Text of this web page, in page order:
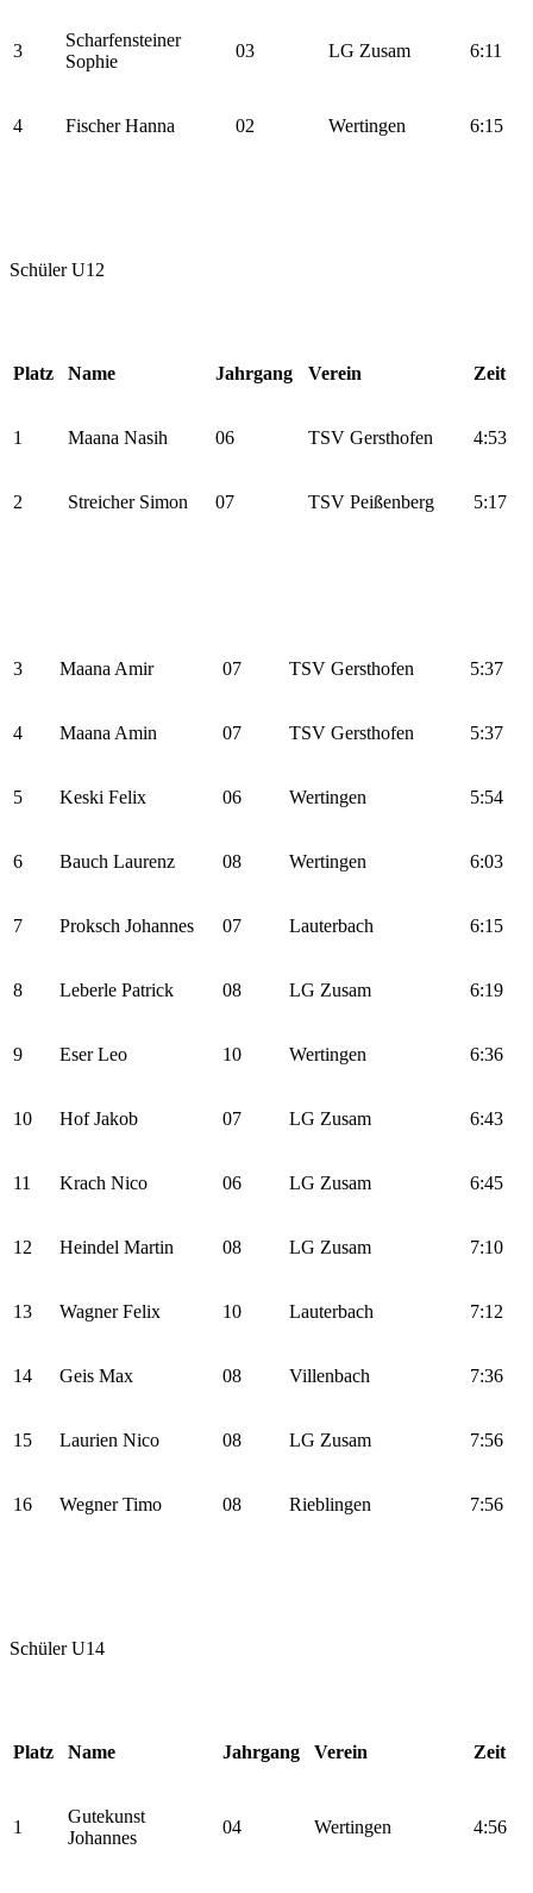
3
Scharfensteiner
Sophie
03 LG Zusam 6:11
4 Fischer Hanna 02 Wertingen 6:15
Schüler U12
Platz Name Jahrgang Verein Zeit
1 Maana Nasih 06 TSV Gersthofen 4:53
2 Streicher Simon 07 TSV Peißenberg 5:17
3 Maana Amir 07 TSV Gersthofen 5:37
4 Maana Amin 07 TSV Gersthofen 5:37
5 Keski Felix 06 Wertingen 5:54
6 Bauch Laurenz 08 Wertingen 6:03
7 Proksch Johannes 07 Lauterbach 6:15
8 Leberle Patrick 08 LG Zusam 6:19
9 Eser Leo 10 Wertingen 6:36
10 Hof Jakob 07 LG Zusam 6:43
11 Krach Nico 06 LG Zusam 6:45
12 Heindel Martin 08 LG Zusam 7:10
13 Wagner Felix 10 Lauterbach 7:12
14 Geis Max 08 Villenbach 7:36
15 Laurien Nico 08 LG Zusam 7:56
16 Wegner Timo 08 Rieblingen 7:56
Schüler U14
Platz Name Jahrgang Verein Zeit
1
Gutekunst
Johannes
04 Wertingen 4:56